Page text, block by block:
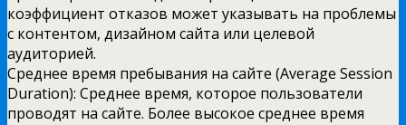
коэффициент отказов может указывать на проблемы
с контентом, дизайном сайта или целевой
аудиторией.
Среднее время пребывания на сайте (Average Session
Duration): Среднее время, которое пользователи
проводят на сайте. Более высокое среднее время